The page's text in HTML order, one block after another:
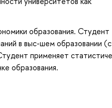
образования. Студент
в выс-шем образовании
применяет
образования.